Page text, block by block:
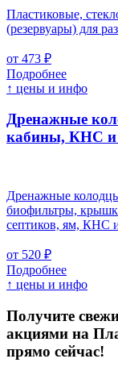
Пластиковые,
(резервуары) для
от 473 ₽
Подробнее
↑ цены и инфо
Дренажные
кабины, КНС и
Дренажные
биофильтры,
септиков, ям, КНС
от 520 ₽
Подробнее
↑ цены и инфо
Получите
акциями на
прямо сейчас!